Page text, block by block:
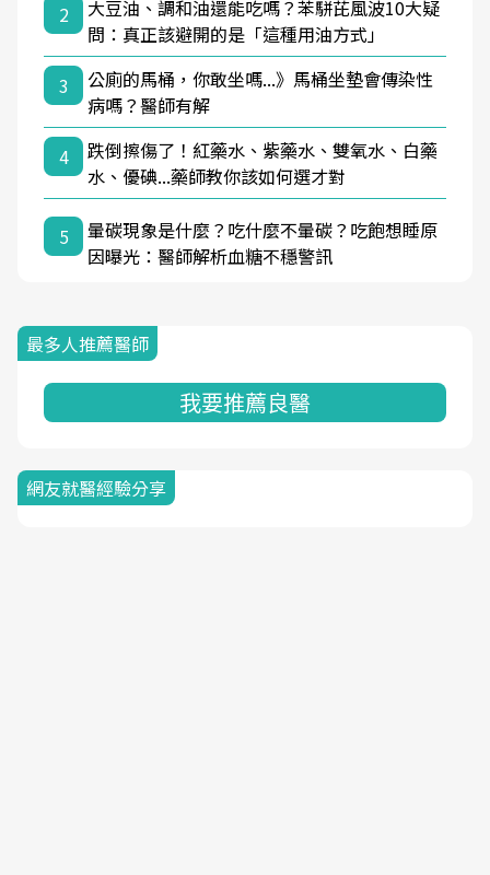
2
大豆油、調和油還能吃嗎？苯駢芘風波10大疑
問：真正該避開的是「這種用油方式」
3
公廁的馬桶，你敢坐嗎...》馬桶坐墊會傳染性
病嗎？醫師有解
4
跌倒擦傷了！紅藥水、紫藥水、雙氧水、白藥
水、優碘...藥師教你該如何選才對
5
暈碳現象是什麼？吃什麼不暈碳？吃飽想睡原
因曝光：醫師解析血糖不穩警訊
最多人推薦醫師
我要推薦良醫
網友就醫經驗分享